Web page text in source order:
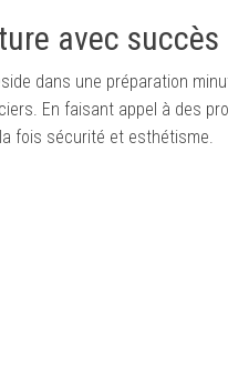
avec succès
dans une préparation
En faisant appel à des
fois sécurité et esthétisme.